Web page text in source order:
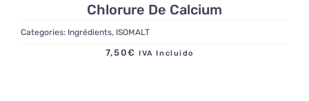
Chlorure De Calcium
Categories: Ingrédients, ISOMALT
7,50€ IVA Incluido